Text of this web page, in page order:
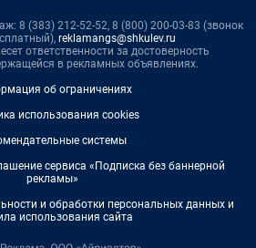
8 (383) 212-52-52, 8 (800) 200-03-83 (звонок
reklamangs@shkulev.ru
ответственности за достоверность
в рекламных объявлениях.
об ограничениях
использования cookies
системы
сервиса «Подписка без баннерной
рекламы»
и обработки персональных данных и
использования сайта